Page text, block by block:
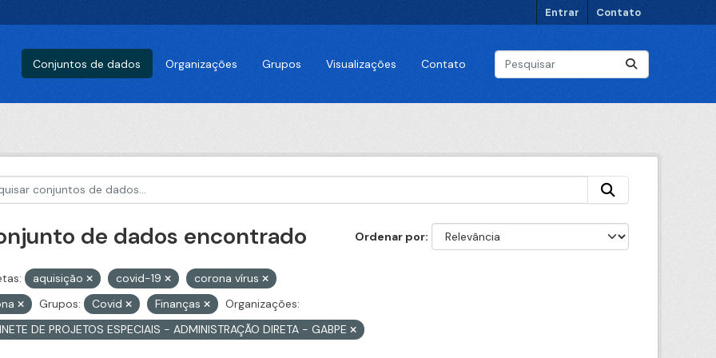
Entrar Contato
Conjuntos de dados Organizações Grupos Visualizações Contato
Ordenar por
de dados encontrado
aquisição covid-19
corona vírus
Grupos: Covid Finanças
Organizações:
DE PROJETOS ESPECIAIS - ADMINISTRAÇÃO DIRETA - GABPE